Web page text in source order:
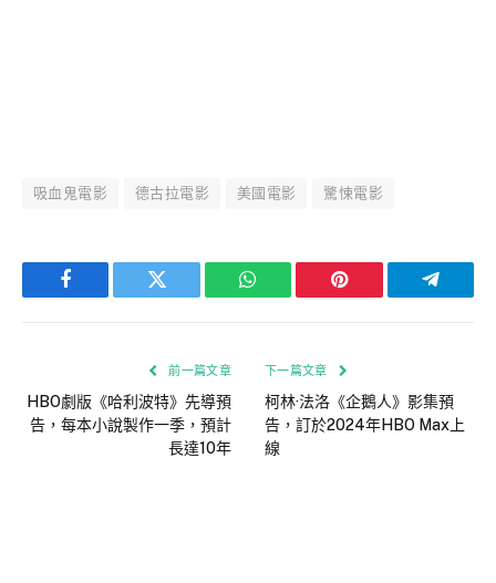
吸血鬼電影 德古拉電影 美國電影 驚悚電影
Facebook Twitter WhatsApp Pinterest
前一篇文章
HBO劇版《哈利波特》先導預
告，每本小說製作一季，預計
長達10年
下一篇文章
柯林·法洛《企鵝人》影集預
告，訂於2024年HBO Max上
線